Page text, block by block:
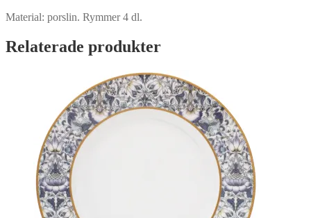
Material: porslin. Rymmer 4 dl.
Relaterade produkter